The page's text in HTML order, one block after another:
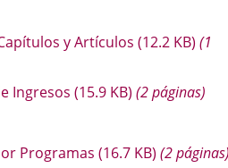
y Artículos (12.2 KB) (1
Ingresos (15.9 KB) (2 páginas)
Programas (16.7 KB) (2